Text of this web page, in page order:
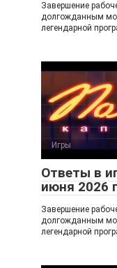
Завершение
долгожданным
легендарной
Игры
Ответы в
июня 2026
Завершение
долгожданным
легендарной